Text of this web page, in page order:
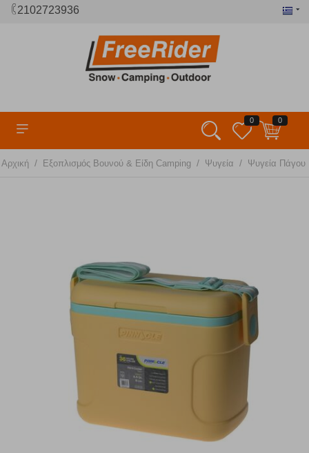
2102723936
0 0
Αρχική / Εξοπλισμός Βουνού & Είδη Camping / Ψυγεία / Ψυγεία Πάγου